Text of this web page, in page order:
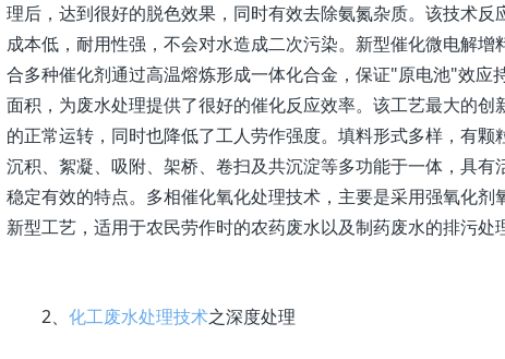
理后，达到很好的脱色效果，同时有效去除氨氮杂质。该技术
成本低，耐用性强，不会对水造成二次污染。新型催化微电解
合多种催化剂通过高温熔炼形成一体化合金，保证"原电池"效
面积，为废水处理提供了很好的催化反应效率。该工艺最大的
的正常运转，同时也降低了工人劳作强度。填料形式多样，有
沉积、絮凝、吸附、架桥、卷扫及共沉淀等多功能于一体，具
稳定有效的特点。多相催化氧化处理技术，主要是采用强氧化
新型工艺，适用于农民劳作时的农药废水以及制药废水的排污处
2、 化工废水处理技术之深度处理